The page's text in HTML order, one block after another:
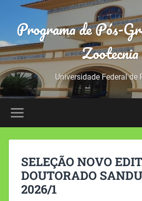
Programa de Pós-
Zootecnia
Universidade Federal de
SELEÇÃO NOVO
DOUTORADO
2026/1